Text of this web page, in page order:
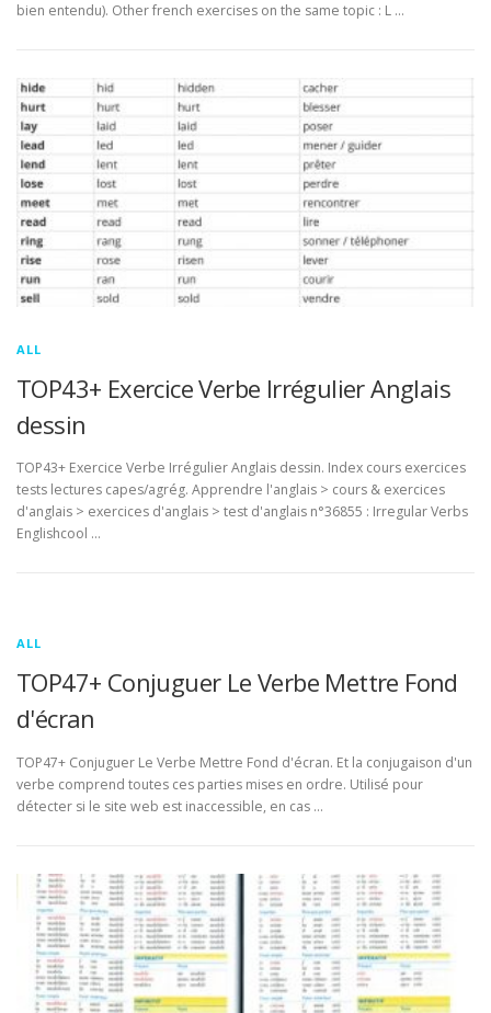
bien entendu). Other french exercises on the same topic : L …
ALL
TOP43+ Exercice Verbe Irrégulier Anglais
dessin
TOP43+ Exercice Verbe Irrégulier Anglais dessin. Index cours exercices
tests lectures capes/agrég. Apprendre l'anglais > cours & exercices
d'anglais > exercices d'anglais > test d'anglais n°36855 : Irregular Verbs
Englishcool …
ALL
TOP47+ Conjuguer Le Verbe Mettre Fond
d'écran
TOP47+ Conjuguer Le Verbe Mettre Fond d'écran. Et la conjugaison d'un
verbe comprend toutes ces parties mises en ordre. Utilisé pour
détecter si le site web est inaccessible, en cas …